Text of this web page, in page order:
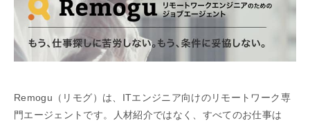
Remogu（リモグ）は、ITエンジニア向けのリモートワーク専
門エージェントです。人材紹介ではなく、すべてのお仕事は